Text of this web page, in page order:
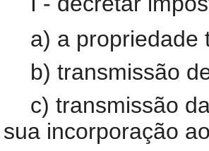
a) a propriedade
b) transmissão
c) transmissão
sua incorporação